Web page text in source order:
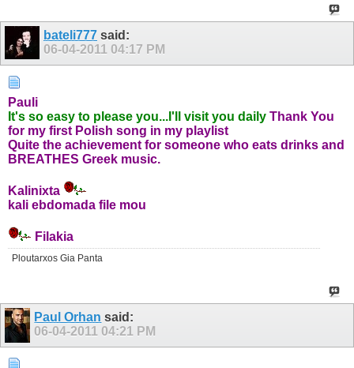
bateli777 said:
06-04-2011 04:17 PM
Pauli
It's so easy to please you...I'll visit you daily Thank You
for my first Polish song in my playlist
Quite the achievement for someone who eats drinks and
BREATHES Greek music.
Kalinixta
kali ebdomada file mou
Filakia
Ploutarxos Gia Panta
Paul Orhan said:
06-04-2011 04:21 PM